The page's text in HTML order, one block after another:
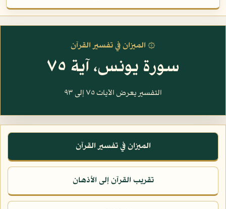
۞ الميزان في تفسير القرآن
سورة يونس، آية ٧٥
التفسير يعرض الآيات ٧٥ إلى ٩٣
الميزان في تفسير القرآن
تقريب القرآن إلى الأذهان